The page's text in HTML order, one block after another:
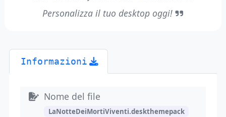
Personalizza il tuo desktop oggi!
Informazioni
Nome del file
LaNotteDeiMortiViventi.deskthemepack